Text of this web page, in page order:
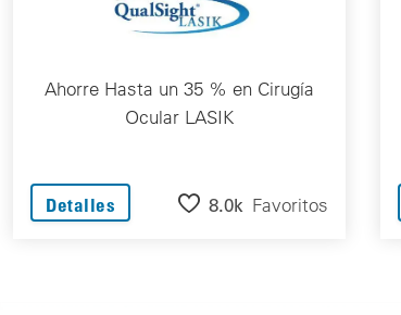
Ahorre Hasta un 35 % en Cirugía
Ocular LASIK
Detalles 8.0k Favoritos